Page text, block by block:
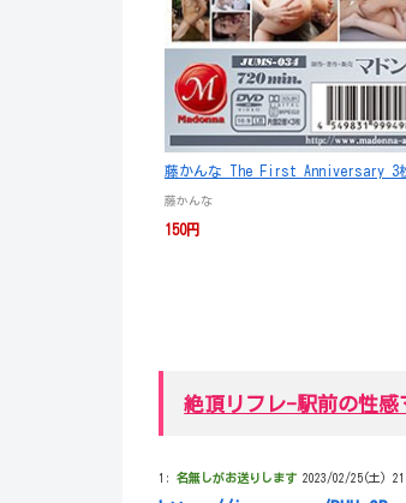
藤かんな The First Anniversary 3枚
藤かんな
150円
絶頂リフレ-駅前の性
1: 名無しがお送りします 2023/02/25(土)